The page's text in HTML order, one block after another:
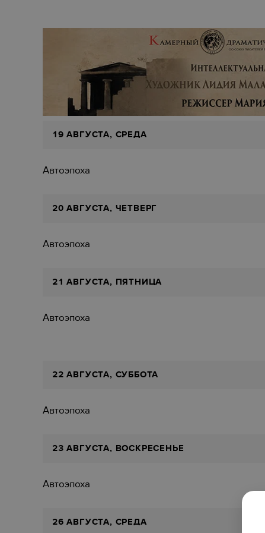
19 АВГУСТА, СРЕДА
Автоэпоха
20 АВГУСТА, ЧЕТВЕРГ
Автоэпоха
21 АВГУСТА, ПЯТНИЦА
Автоэпоха
22 АВГУСТА, СУББОТА
Автоэпоха
23 АВГУСТА, ВОСКРЕСЕНЬЕ
Автоэпоха
26 АВГУСТА, СРЕДА